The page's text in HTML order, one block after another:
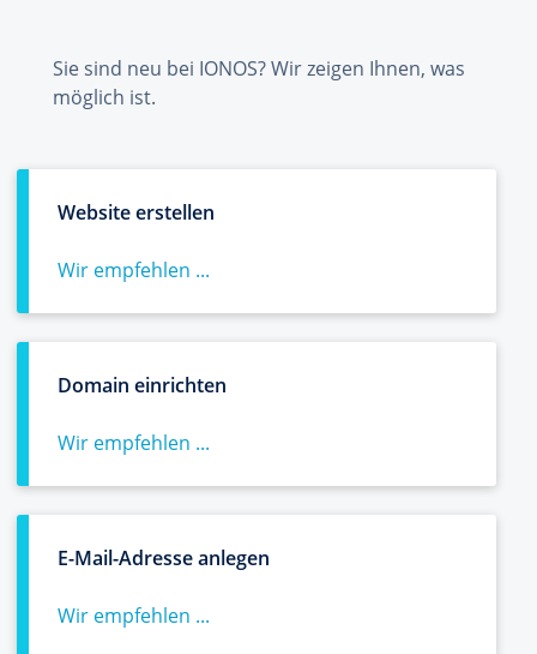
Sie sind neu bei IONOS? Wir zeigen Ihnen, was
möglich ist.
Website erstellen
Wir empfehlen ...
Domain einrichten
Wir empfehlen ...
E-Mail-Adresse anlegen
Wir empfehlen ...